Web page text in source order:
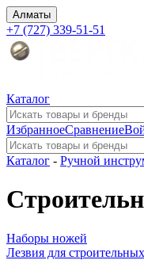
Алматы
+7 (727) 339-51-51
Каталог
ИзбранноеСравнение
Каталог - Ручной
Наборы ножей
Лезвия для